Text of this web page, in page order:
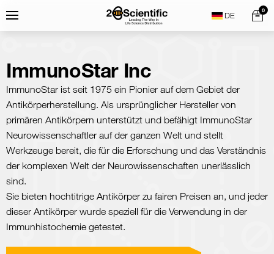
toMenu
Home
0
ImmunoStar Inc
ImmunoStar ist seit 1975 ein Pionier auf dem Gebiet der
Antikörperherstellung. Als ursprünglicher Hersteller von
primären Antikörpern unterstützt und befähigt ImmunoStar
Neurowissenschaftler auf der ganzen Welt und stellt
Werkzeuge bereit, die für die Erforschung und das Verständnis
der komplexen Welt der Neurowissenschaften unerlässlich
sind.
Sie bieten hochtitrige Antikörper zu fairen Preisen an, und jeder
dieser Antikörper wurde speziell für die Verwendung in der
Immunhistochemie getestet.